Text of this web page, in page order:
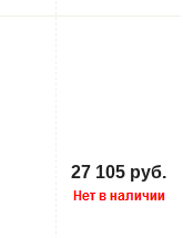
27 105 руб.